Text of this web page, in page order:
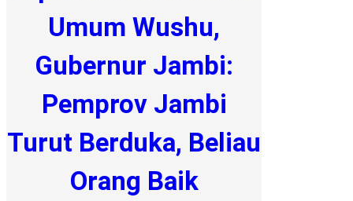
Umum Wushu,
Gubernur Jambi:
Pemprov Jambi
Turut Berduka, Beliau
Orang Baik